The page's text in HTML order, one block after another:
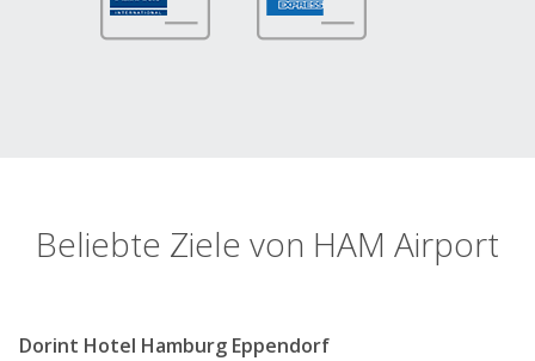
Beliebte Ziele von HAM Airport
Dorint Hotel Hamburg Eppendorf